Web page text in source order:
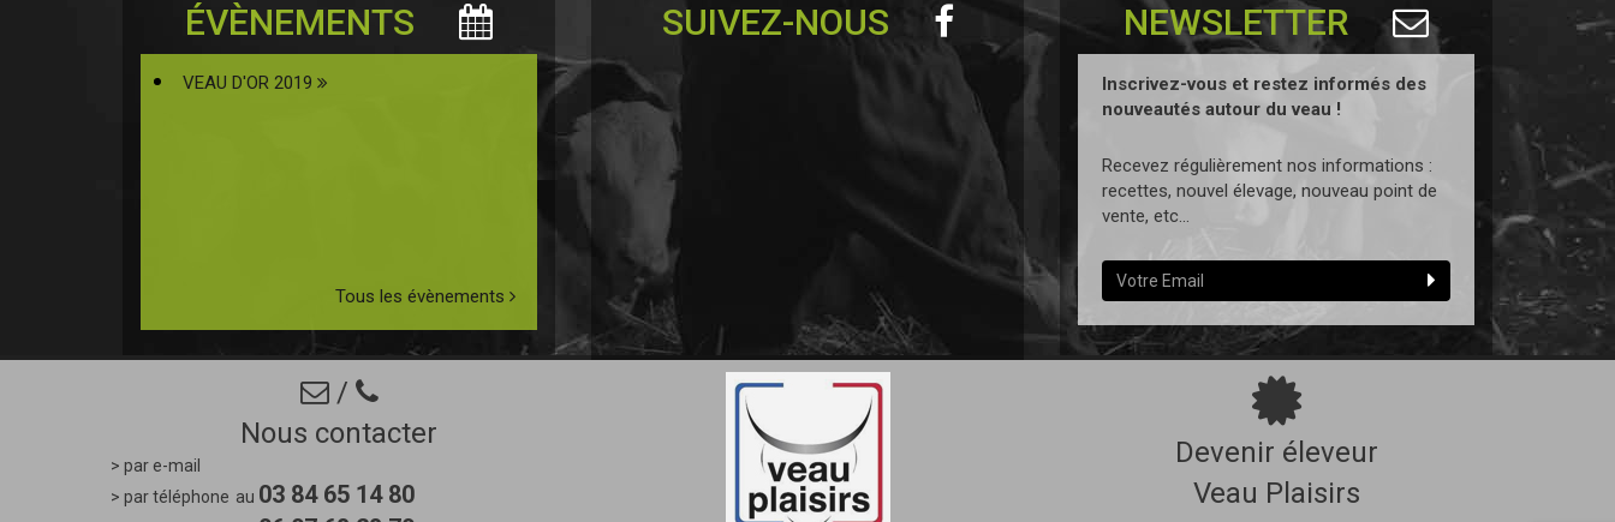
ÉVÈNEMENTS
VEAU D'OR 2019
Tous les évènements
SUIVEZ-NOUS NEWSLETTER
Inscrivez-vous et restez informés des
nouveautés autour du veau !
Recevez régulièrement nos informations :
recettes, nouvel élevage, nouveau point de
vente, etc...
/
Nous contacter
> par e-mail
> par téléphone au 03 84 65 14 80
Devenir éleveur
Veau Plaisirs